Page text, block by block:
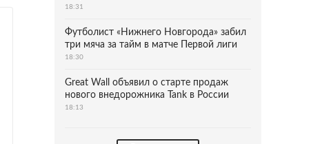
18:31
Футболист «Нижнего Новгорода» забил
три мяча за тайм в матче Первой лиги
18:30
Great Wall объявил о старте продаж
нового внедорожника Tank в России
18:13